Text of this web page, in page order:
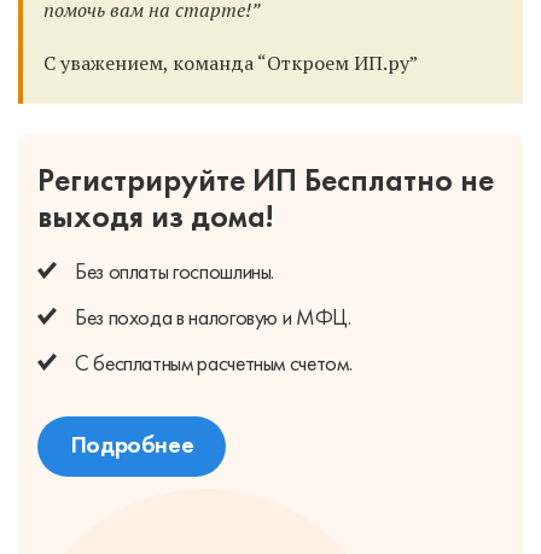
помочь вам на старте!”
С уважением, команда “Откроем ИП.ру”
Регистрируйте ИП Бесплатно не
выходя из дома!
Без оплатыгоспошлины.
Без походав налоговую и МФЦ.
С бесплатнымрасчетным счетом.
Подробнее